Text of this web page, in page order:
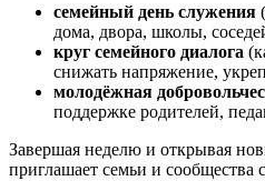
семейный день служения
дома, двора, школы,
круг семейного диалога
снижать напряжение,
молодёжная
поддержке родителей,
Завершая неделю и открывая
приглашает семьи и сообщества